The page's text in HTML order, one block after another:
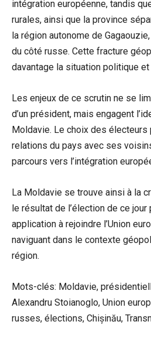
intégration européenne, tandis
rurales, ainsi que la province
la région autonome de
du côté russe. Cette fracture
davantage la situation politique
Les enjeux de ce scrutin ne se
d’un président, mais engagent
Moldavie. Le choix des
relations du pays avec ses
parcours vers l’intégration
La Moldavie se trouve ainsi à la
le résultat de l’élection de ce
application à rejoindre l’Union
naviguant dans le contexte
région.
Mots-clés: Moldavie,
Alexandru Stoianoglo, Union
russes, élections, Chișinău,